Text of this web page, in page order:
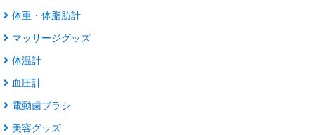
体重・体脂肪計
マッサージグッズ
体温計
血圧計
電動歯ブラシ
美容グッズ